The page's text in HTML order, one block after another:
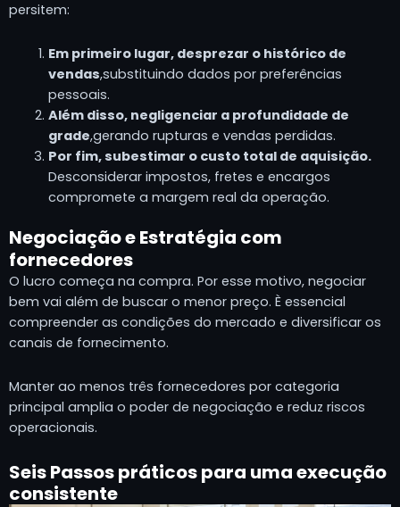
persitem:
Em primeiro lugar, desprezar o histórico de
vendas,substituindo dados por preferências
pessoais.
Além disso, negligenciar a profundidade de
grade,gerando rupturas e vendas perdidas.
Por fim, subestimar o custo total de aquisição.
Desconsiderar impostos, fretes e encargos
compromete a margem real da operação.
Negociação e Estratégia com
fornecedores
O lucro começa na compra. Por esse motivo, negociar
bem vai além de buscar o menor preço. È essencial
compreender as condições do mercado e diversificar os
canais de fornecimento.
Manter ao menos três fornecedores por categoria
principal amplia o poder de negociação e reduz riscos
operacionais.
Seis Passos práticos para uma execução
consistente